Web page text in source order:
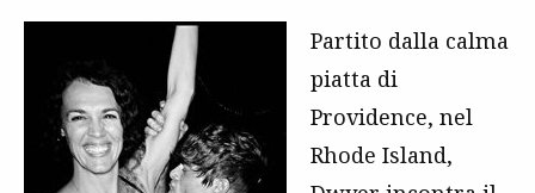
Partito dalla calma
piatta di
Providence, nel
Rhode Island,